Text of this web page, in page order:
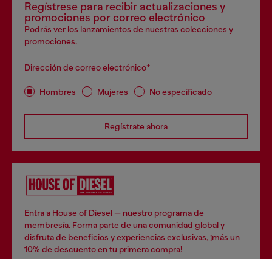
Regístrese para recibir actualizaciones y
promociones por correo electrónico
Podrás ver los lanzamientos de nuestras colecciones y
promociones.
Dirección de correo electrónico*
Hombres Mujeres No especificado
Regístrate ahora
Entra a House of Diesel — nuestro programa de
membresía. Forma parte de una comunidad global y
disfruta de beneficios y experiencias exclusivas, ¡más un
10% de descuento en tu primera compra!